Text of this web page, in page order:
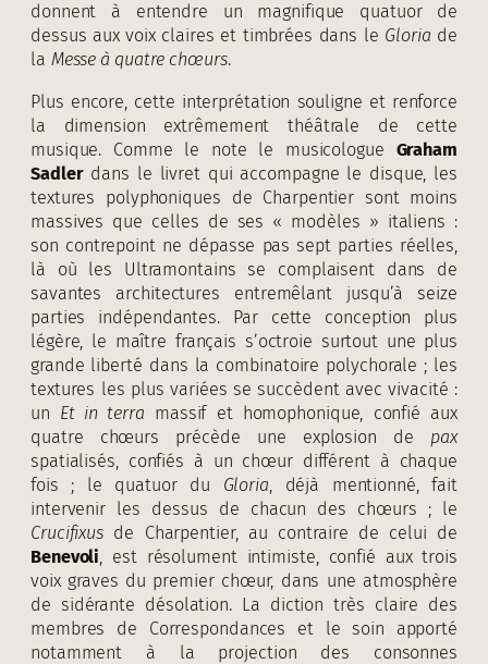
donnent à entendre un magnifique quatuor de
dessus aux voix claires et timbrées dans le Gloria de
la Messe à quatre chœurs.
Plus encore, cette interprétation souligne et renforce
la dimension extrêmement théâtrale de cette
musique. Comme le note le musicologue Graham
Sadlerdans le livret qui accompagne le disque, les
textures polyphoniques de Charpentier sont moins
massives que celles de ses « modèles » italiens :
son contrepoint ne dépasse pas sept parties réelles,
là où les Ultramontains se complaisent dans de
savantes architectures entremêlant jusqu’à seize
parties indépendantes. Par cette conception plus
légère, le maître français s’octroie surtout une plus
grande liberté dans la combinatoire polychorale ; les
textures les plus variées se succèdent avec vivacité :
un Et in terra massif et homophonique, confié aux
quatre chœurs précède une explosion de pax
spatialisés, confiés à un chœur différent à chaque
fois ; le quatuor du Gloria , déjà mentionné, fait
intervenir les dessus de chacun des chœurs ; le
Crucifixus de Charpentier, au contraire de celui de
Benevoli , est résolument intimiste, confié aux trois
voix graves du premier chœur, dans une atmosphère
de sidérante désolation. La diction très claire des
membres de Correspondances et le soin apporté
notamment à la projection des consonnes